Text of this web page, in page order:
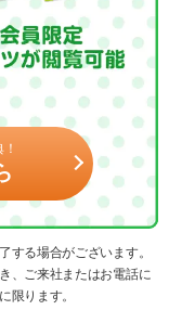
る場合がございます。
、ご来社またはお電話に
限ります。